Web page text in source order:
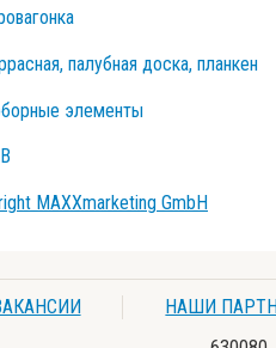
ЭЛЕМЕНТЫ
MAXXmarketing GmbH
НАШИ